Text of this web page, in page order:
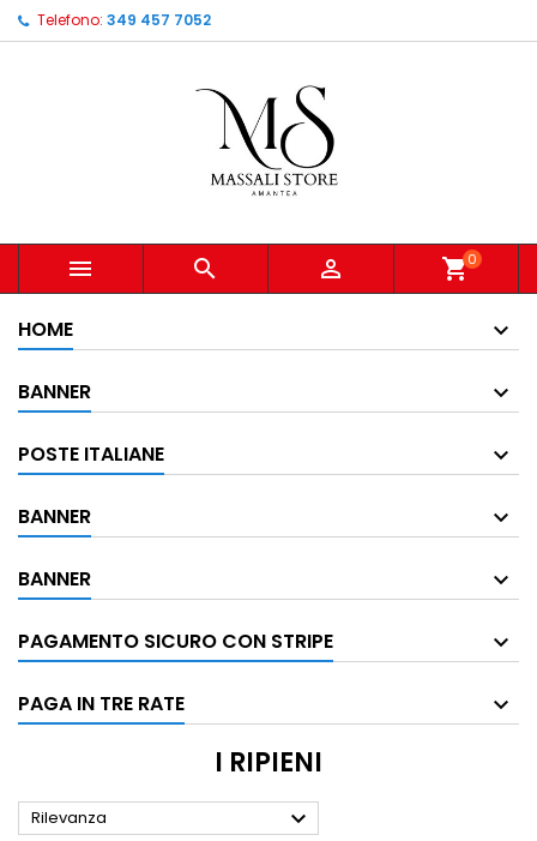
Telefono: 349 457 7052
   shopping_cart0
HOME
BANNER
POSTE ITALIANE
BANNER
BANNER
PAGAMENTO SICURO CON STRIPE
PAGA IN TRE RATE
I RIPIENI
Rilevanza 